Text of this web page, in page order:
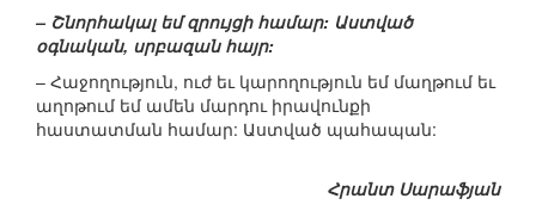
– Շնորհակալ եմ զրույցի համար: Աստված
օգնական, սրբազան հայր:
– Հաջողություն, ուժ եւ կարողություն եմ մաղթում եւ
աղոթում եմ ամեն մարդու իրավունքի
հաստատման համար: Աստված պահապան:
Հրանտ Սարաֆյան